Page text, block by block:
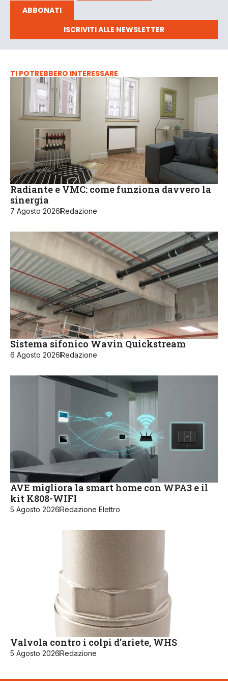
ABBONATI
ISCRIVITI ALLE NEWSLETTER
TI POTREBBERO INTERESSARE
Radiante e VMC: come funziona davvero la
sinergia
7 Agosto 2026Redazione
Sistema sifonico Wavin Quickstream
6 Agosto 2026Redazione
AVE migliora la smart home con WPA3 e il
kit K808-WIFI
5 Agosto 2026Redazione Elettro
Valvola contro i colpi d’ariete, WHS
5 Agosto 2026Redazione